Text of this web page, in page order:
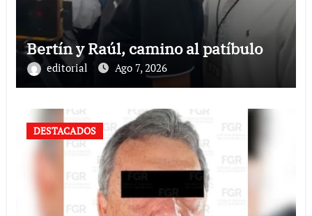
Bertín y Raúl, camino al patíbulo
editorial Ago 7, 2026
DESTACADOS